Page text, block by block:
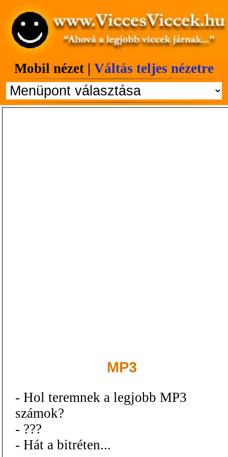
Mobil nézet | Váltás teljes nézetre
MP3
- Hol teremnek a legjobb MP3
számok?
- ???
- Hát a bitréten...